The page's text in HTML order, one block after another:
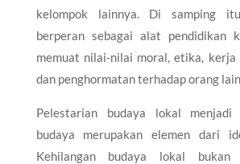
kelompok lainnya. Di samping
berperan sebagai alat pendidikan
memuat nilai-nilai moral, etika, kerja
dan penghormatan terhadap orang
Pelestarian budaya lokal
budaya merupakan elemen dari
Kehilangan budaya lokal